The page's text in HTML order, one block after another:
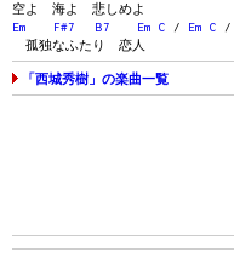
空よ 海よ 悲しめよ
Em
F#7 B7 Em C / Em C /
孤独なふたり 恋人
「西城秀樹」の楽曲一覧